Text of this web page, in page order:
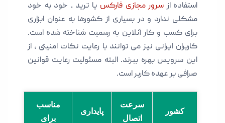
استفاده از سرور مجازی فارکس یا ترید ، خود به خود
مشکلی ندارد و در بسیاری از کشورها به عنوان ابزاری
برای کسب و کار آنلاین به رسمیت شناخته شده است.
کاربران ایرانی نیز می توانند با رعایت نکات امنیتی ، از
این سرویس بهره ببرند. البته مسئولیت رعایت قوانین
صرافی بر عهده کاربر است.
کشور
سرعت
اتصال
پایداری
مناسب
برای